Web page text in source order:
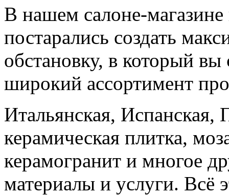
В нашем салоне-
постарались создать
обстановку, в который
широкий ассортимент
Итальянская, Испанская,
керамическая плитка,
керамогранит и многое
материалы и услуги. Всё